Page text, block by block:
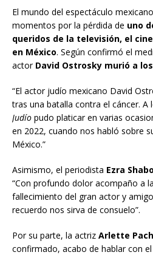
El mundo del espectáculo
momentos por la pérdida de uno
queridos de la televisión, el
en México. Según confirmó el
actor David Ostrosky murió a
“El actor judío mexicano David
tras una batalla contra el cáncer. A
Judío pudo platicar en varias
en 2022, cuando nos habló sobre
México.”
Asimismo, el periodista Ezra
“Con profundo dolor acompaño a
fallecimiento del gran actor y
recuerdo nos sirva de consuelo”.
Por su parte, la actriz Arlette
confirmado, acabo de hablar con